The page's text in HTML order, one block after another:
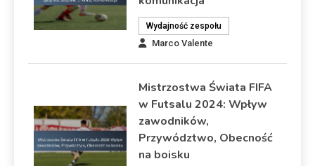
Wydajność zespołu
Marco Valente
Mistrzostwa Świata FIFA
w Futsalu 2024: Wpływ
zawodników,
Przywództwo, Obecność
na boisku